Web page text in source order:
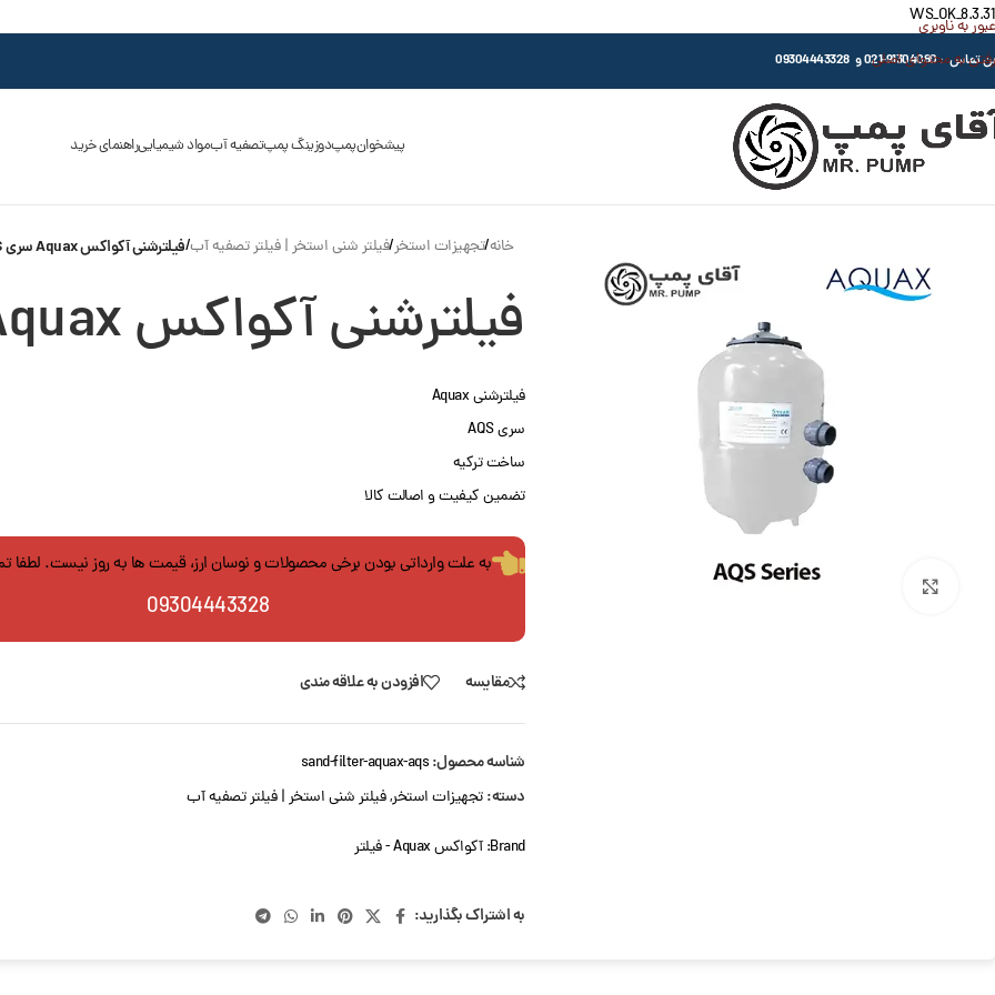
WS_OK_8.3.31
عبور به ناوبری
رفتن به محتوای اصلی
: 91304080-021 و 09304443328
پیشخوانپمپدوزینگ پمپتصفیه آبمواد شیمیاییراهنمای خرید
خانه/تجهیزات استخر/فیلتر شنی استخر | فیلتر تصفیه آب/فیلترشنی آکواکس Aquax سری AQS
فیلترشنی آکواکس Aquax سری AQS
فیلترشنی Aquax
سری AQS
ساخت ترکیه
تضمین کیفیت و اصالت کالا
به علت وارداتی بودن برخی محصولات و نوسان ارز، قیمت ها به روز نیست. لطفا
09304443328
مقایسه افزودن به علاقه مندی
شناسه محصول:sand-filter-aquax-aqs
دسته: تجهیزات استخر,فیلتر شنی استخر | فیلتر تصفیه آب
Brand: آکواکس Aquax - فیلتر
به اشتراک بگذارید: